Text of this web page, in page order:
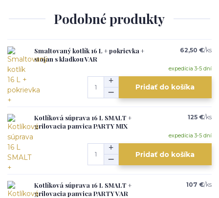
Podobné produkty
Smaltovaný kotlík 16 L + pokrievka +
stojan s kladkou VAR
62,50 €/ks
expedícia 3-5 dní
Pridať do košíka
Kotlíková súprava 16 L SMALT +
grilovacia panvica PARTY MIX
125 €/ks
expedícia 3-5 dní
Pridať do košíka
Kotlíková súprava 16 L SMALT +
grilovacia panvica PARTY VAR
107 €/ks